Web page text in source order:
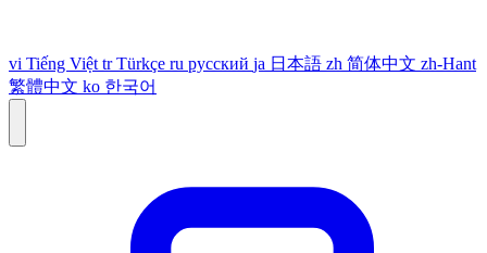
vi Tiếng Việt tr Türkçe ru русский ja 日本語 zh 简体中文 zh-Hant
繁體中文 ko 한국어